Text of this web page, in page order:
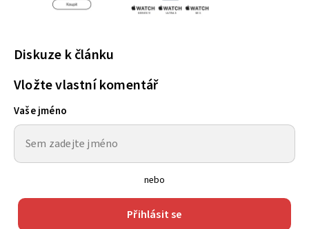
Diskuze k článku
Vložte vlastní komentář
Vaše jméno
nebo
Přihlásit se